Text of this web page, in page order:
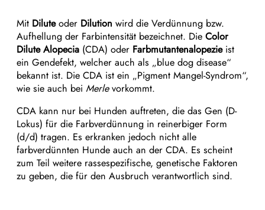
Mit Diluteoder Dilution wird die Verdünnung bzw.
Aufhellung der Farbintensität bezeichnet. Die Color
Dilute Alopecia (CDA) oder Farbmutantenalopezieist
ein Gendefekt, welcher auch als „blue dog disease“
bekannt ist. Die CDA ist ein „Pigment Mangel-Syndrom“,
wie sie auch bei Merlevorkommt.
CDA kann nur bei Hunden auftreten, die das Gen (D-
Lokus) für die Farbverdünnung in reinerbiger Form
(d/d) tragen. Es erkranken jedoch nicht alle
farbverdünnten Hunde auch an der CDA. Es scheint
zum Teil weitere rassespezifische, genetische Faktoren
zu geben, die für den Ausbruch verantwortlich sind.